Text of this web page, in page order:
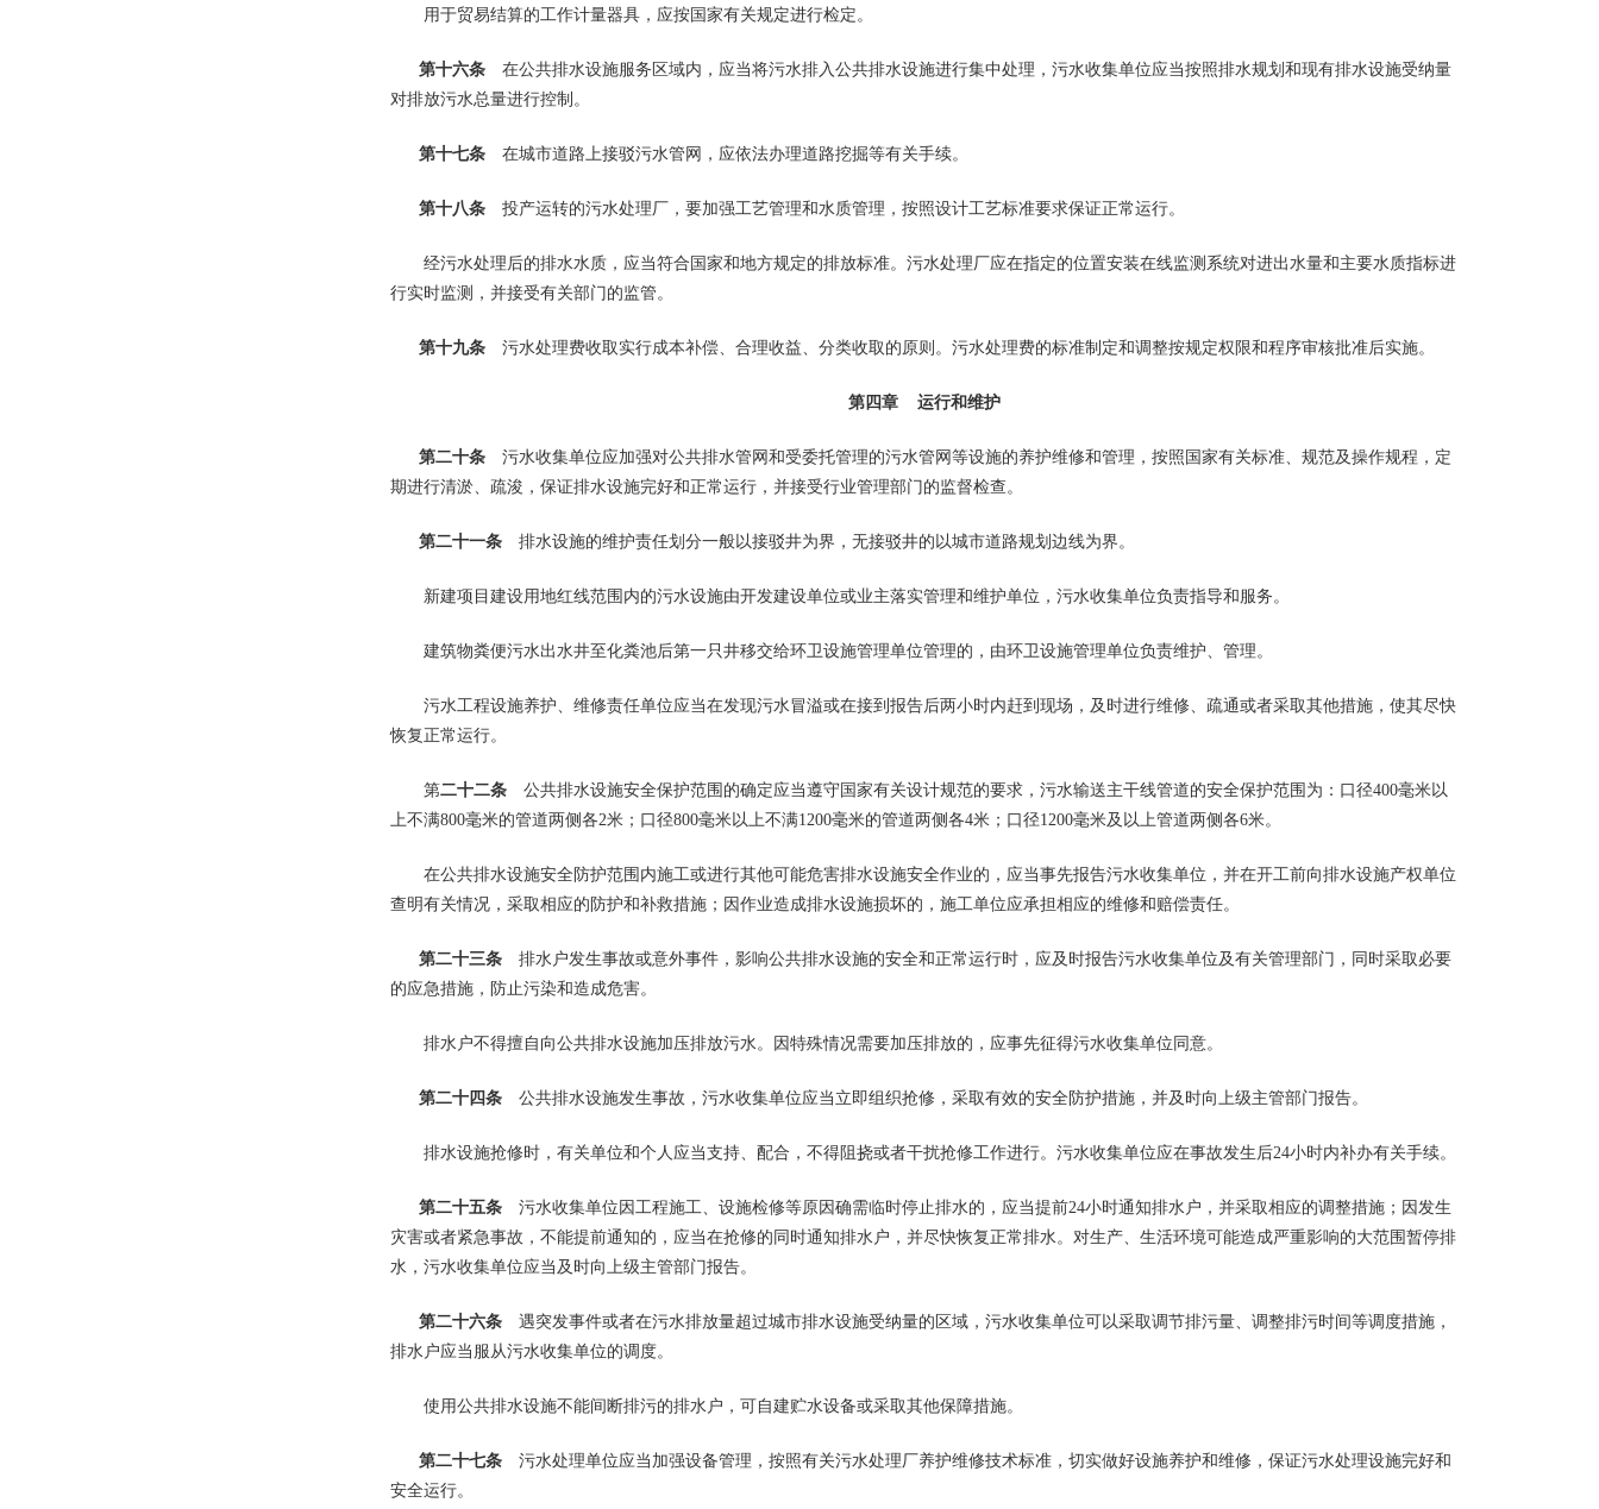
用于贸易结算的工作计量器具，应按国家有关规定进行检定。
第十六条在公共排水设施服务区域内，应当将污水排入公共排水设施进行集中处理，污水收集单位应当按照排水规划和现有排水设施受纳量
对排放污水总量进行控制。
第十七条在城市道路上接驳污水管网，应依法办理道路挖掘等有关手续。
第十八条投产运转的污水处理厂，要加强工艺管理和水质管理，按照设计工艺标准要求保证正常运行。
经污水处理后的排水水质，应当符合国家和地方规定的排放标准。污水处理厂应在指定的位置安装在线监测系统对进出水量和主要水质指标进
行实时监测，并接受有关部门的监管。
第十九条污水处理费收取实行成本补偿、合理收益、分类收取的原则。污水处理费的标准制定和调整按规定权限和程序审核批准后实施。
第四章 运行和维护
第二十条污水收集单位应加强对公共排水管网和受委托管理的污水管网等设施的养护维修和管理，按照国家有关标准、规范及操作规程，定
期进行清淤、疏浚，保证排水设施完好和正常运行，并接受行业管理部门的监督检查。
第二十一条排水设施的维护责任划分一般以接驳井为界，无接驳井的以城市道路规划边线为界。
新建项目建设用地红线范围内的污水设施由开发建设单位或业主落实管理和维护单位，污水收集单位负责指导和服务。
建筑物粪便污水出水井至化粪池后第一只井移交给环卫设施管理单位管理的，由环卫设施管理单位负责维护、管理。
污水工程设施养护、维修责任单位应当在发现污水冒溢或在接到报告后两小时内赶到现场，及时进行维修、疏通或者采取其他措施，使其尽快
恢复正常运行。
第二十二条公共排水设施安全保护范围的确定应当遵守国家有关设计规范的要求，污水输送主干线管道的安全保护范围为：口径400毫米以
上不满800毫米的管道两侧各2米；口径800毫米以上不满1200毫米的管道两侧各4米；口径1200毫米及以上管道两侧各6米。
在公共排水设施安全防护范围内施工或进行其他可能危害排水设施安全作业的，应当事先报告污水收集单位，并在开工前向排水设施产权单位
查明有关情况，采取相应的防护和补救措施；因作业造成排水设施损坏的，施工单位应承担相应的维修和赔偿责任。
第二十三条排水户发生事故或意外事件，影响公共排水设施的安全和正常运行时，应及时报告污水收集单位及有关管理部门，同时采取必要
的应急措施，防止污染和造成危害。
排水户不得擅自向公共排水设施加压排放污水。因特殊情况需要加压排放的，应事先征得污水收集单位同意。
第二十四条公共排水设施发生事故，污水收集单位应当立即组织抢修，采取有效的安全防护措施，并及时向上级主管部门报告。
排水设施抢修时，有关单位和个人应当支持、配合，不得阻挠或者干扰抢修工作进行。污水收集单位应在事故发生后24小时内补办有关手续。
第二十五条污水收集单位因工程施工、设施检修等原因确需临时停止排水的，应当提前24小时通知排水户，并采取相应的调整措施；因发生
灾害或者紧急事故，不能提前通知的，应当在抢修的同时通知排水户，并尽快恢复正常排水。对生产、生活环境可能造成严重影响的大范围暂停排
水，污水收集单位应当及时向上级主管部门报告。
第二十六条 遇突发事件或者在污水排放量超过城市排水设施受纳量的区域，污水收集单位可以采取调节排污量、调整排污时间等调度措施，
排水户应当服从污水收集单位的调度。
使用公共排水设施不能间断排污的排水户，可自建贮水设备或采取其他保障措施。
第二十七条污水处理单位应当加强设备管理，按照有关污水处理厂养护维修技术标准，切实做好设施养护和维修，保证污水处理设施完好和
安全运行。